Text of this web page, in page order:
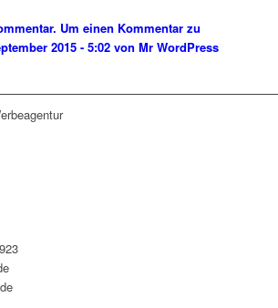
Um einen Kommentar zu
2015 - 5:02 von Mr WordPress